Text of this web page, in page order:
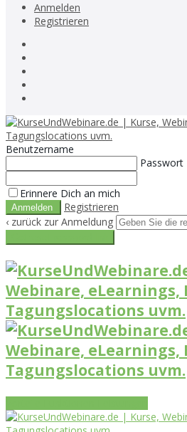
Anmelden
Registrieren
Benutzername
Passwort
Erinnere Dich an mich
Registrieren
‹ zurück zur Anmeldung